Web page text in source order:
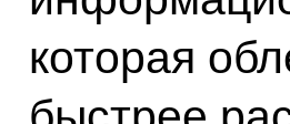
которая